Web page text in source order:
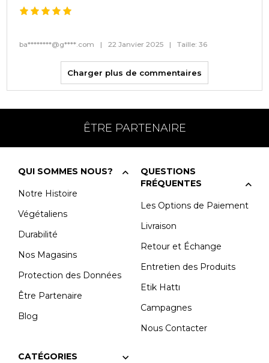
ba********@g****.com | 22 Janvier 2025 | Taille: 36
Charger plus de commentaires
ÊTRE PARTENAIRE
QUI SOMMES NOUS?
Notre Histoire
Végétaliens
Durabilité
Nos Magasins
Protection des Données
Être Partenaire
Blog
QUESTIONS
FRÉQUENTES
Les Options de Paiement
Livraison
Retour et Échange
Entretien des Produits
Etik Hattı
Campagnes
Nous Contacter
CATÉGORIES